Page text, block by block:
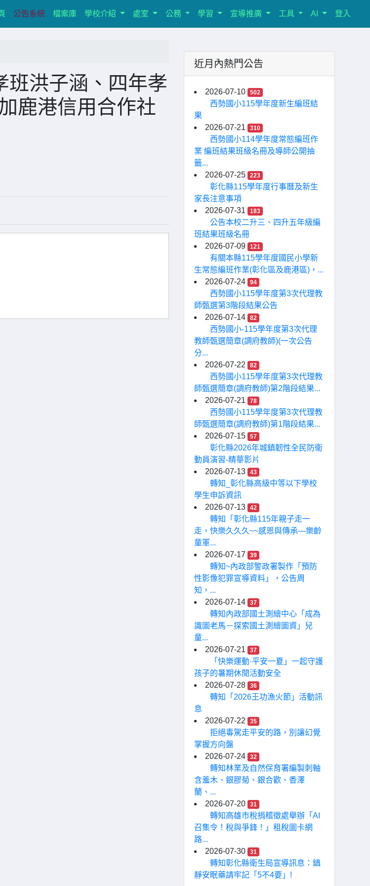
(current)
公告系統 檔案庫 學校介紹 處室 公務 學習 宣導推廣 工具 AI 登入
班洪子涵、四年孝
鹿港信用合作社
近月內熱門公告
2026-07-10 502
西勢國小115學年度新生編班結
果
2026-07-21
310
西勢國小114學年度常態編班作
業 編班結果班級名冊及導師公開抽
籤...
2026-07-25
223
彰化縣115學年度行事曆及新生
家長注意事項
2026-07-31
183
公告本校二升三、四升五年級編
班結果班級名冊
2026-07-09
121
有關本縣115學年度國民小學新
生常態編班作業(彰化區及鹿港區)，...
2026-07-24
94
西勢國小115學年度第3次代理教
師甄選第3階段結果公告
2026-07-14
82
西勢國小-115學年度第3次代理
教師甄選簡章(調府教師)(一次公告
分...
2026-07-22
82
西勢國小115學年度第3次代理教
師甄選簡章(調府教師)第2階段結果...
2026-07-21
78
西勢國小115學年度第3次代理教
師甄選簡章(調府教師)第1階段結果...
2026-07-15
57
彰化縣2026年城鎮韌性全民防衛
動員演習-精華影片
2026-07-13
43
轉知_彰化縣高級中等以下學校
學生申訴資訊
2026-07-13
42
轉知「彰化縣115年親子走一
走，快樂久久久~~感恩與傳承—樂齡
童軍...
2026-07-17
39
轉知~內政部警政署製作「預防
性影像犯罪宣導資料」，公告周
知，...
2026-07-14
37
轉知內政部國土測繪中心「成為
識圖老馬－探索國土測繪圖資」兒
童...
2026-07-21
37
「快樂運動·平安一夏」一起守護
孩子的暑期休閒活動安全
2026-07-28
36
轉知「2026王功漁火節」活動訊
息
2026-07-22
35
拒絕毒駕走平安的路，別讓幻覺
掌握方向盤
2026-07-24
32
轉知林業及自然保育署編製刺軸
含羞木、銀膠菊、銀合歡、香澤
蘭、...
2026-07-20
31
轉知高雄市稅捐稽徵處舉辦「AI
召集令！稅與爭鋒！」租稅圖卡網
路...
2026-07-30
31
轉知彰化縣衛生局宣導訊息：鎮
靜安眠藥請牢記「5不4要」!